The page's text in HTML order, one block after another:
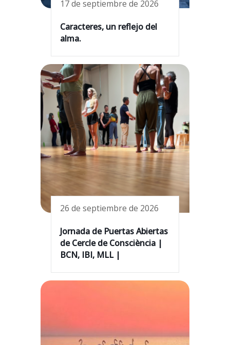
17 de septiembre de 2026
Caracteres, un reflejo del
alma.
26 de septiembre de 2026
Jornada de Puertas Abiertas
de Cercle de Consciència |
BCN, IBI, MLL |